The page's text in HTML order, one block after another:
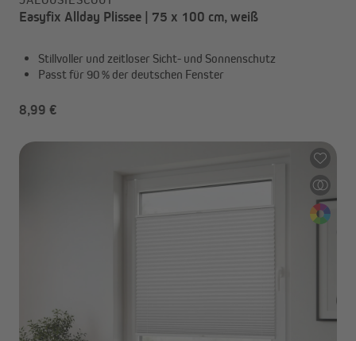
Easyfix Allday Plissee | 75 x 100 cm, weiß
Stillvoller und zeitloser Sicht- und Sonnenschutz
Passt für 90 % der deutschen Fenster
8,99 €